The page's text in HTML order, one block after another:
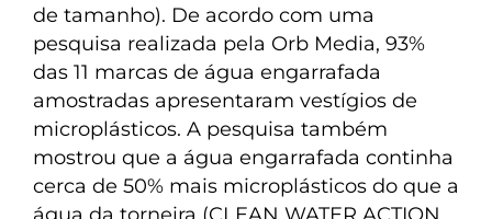
de tamanho). De acordo com uma
pesquisa realizada pela Orb Media, 93%
das 11 marcas de água engarrafada
amostradas apresentaram vestígios de
microplásticos. A pesquisa também
mostrou que a água engarrafada continha
cerca de 50% mais microplásticos do que a